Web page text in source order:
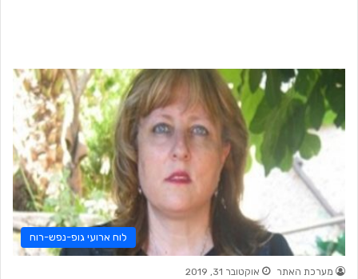
לוח ארועי גופ-נפש-רוח
מערכת האתר אוקטובר 31, 2019